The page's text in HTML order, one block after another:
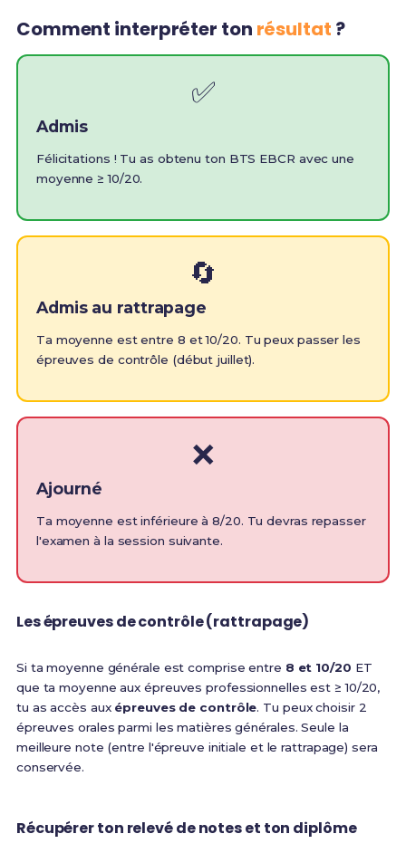
Comment interpréter ton résultat ?
✅
Admis
Félicitations ! Tu as obtenu ton BTS EBCR avec une
moyenne ≥ 10/20.
🔄
Admis au rattrapage
Ta moyenne est entre 8 et 10/20. Tu peux passer les
épreuves de contrôle (début juillet).
❌
Ajourné
Ta moyenne est inférieure à 8/20. Tu devras repasser
l'examen à la session suivante.
Les épreuves de contrôle (rattrapage)
Si ta moyenne générale est comprise entre 8 et 10/20 ET
que ta moyenne aux épreuves professionnelles est ≥ 10/20,
tu as accès aux épreuves de contrôle. Tu peux choisir 2
épreuves orales parmi les matières générales. Seule la
meilleure note (entre l'épreuve initiale et le rattrapage) sera
conservée.
Récupérer ton relevé de notes et ton diplôme